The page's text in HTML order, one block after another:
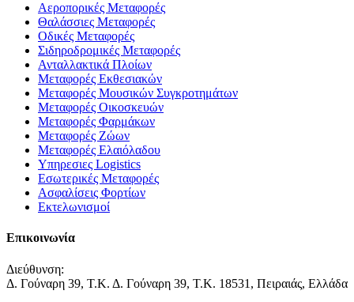
Αεροπορικές Μεταφορές
Θαλάσσιες Μεταφορές
Οδικές Μεταφορές
Σιδηροδρομικές Μεταφορές
Ανταλλακτικά Πλοίων
Μεταφορές Εκθεσιακών
Μεταφορές Μουσικών Συγκροτημάτων
Μεταφορές Οικοσκευών
Μεταφορές Φαρμάκων
Μεταφορές Ζώων
Μεταφορές Ελαιόλαδου
Υπηρεσιες Logistics
Εσωτερικές Μεταφορές
Ασφαλίσεις Φορτίων
Εκτελωνισμοί
Επικοινωνία
Διεύθυνση:
Δ. Γούναρη 39, Τ.Κ. Δ. Γούναρη 39, Τ.Κ. 18531, Πειραιάς, Ελλάδα